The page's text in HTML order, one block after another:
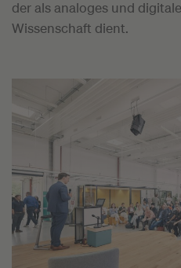
der als analoges und
Wissenschaft dient.